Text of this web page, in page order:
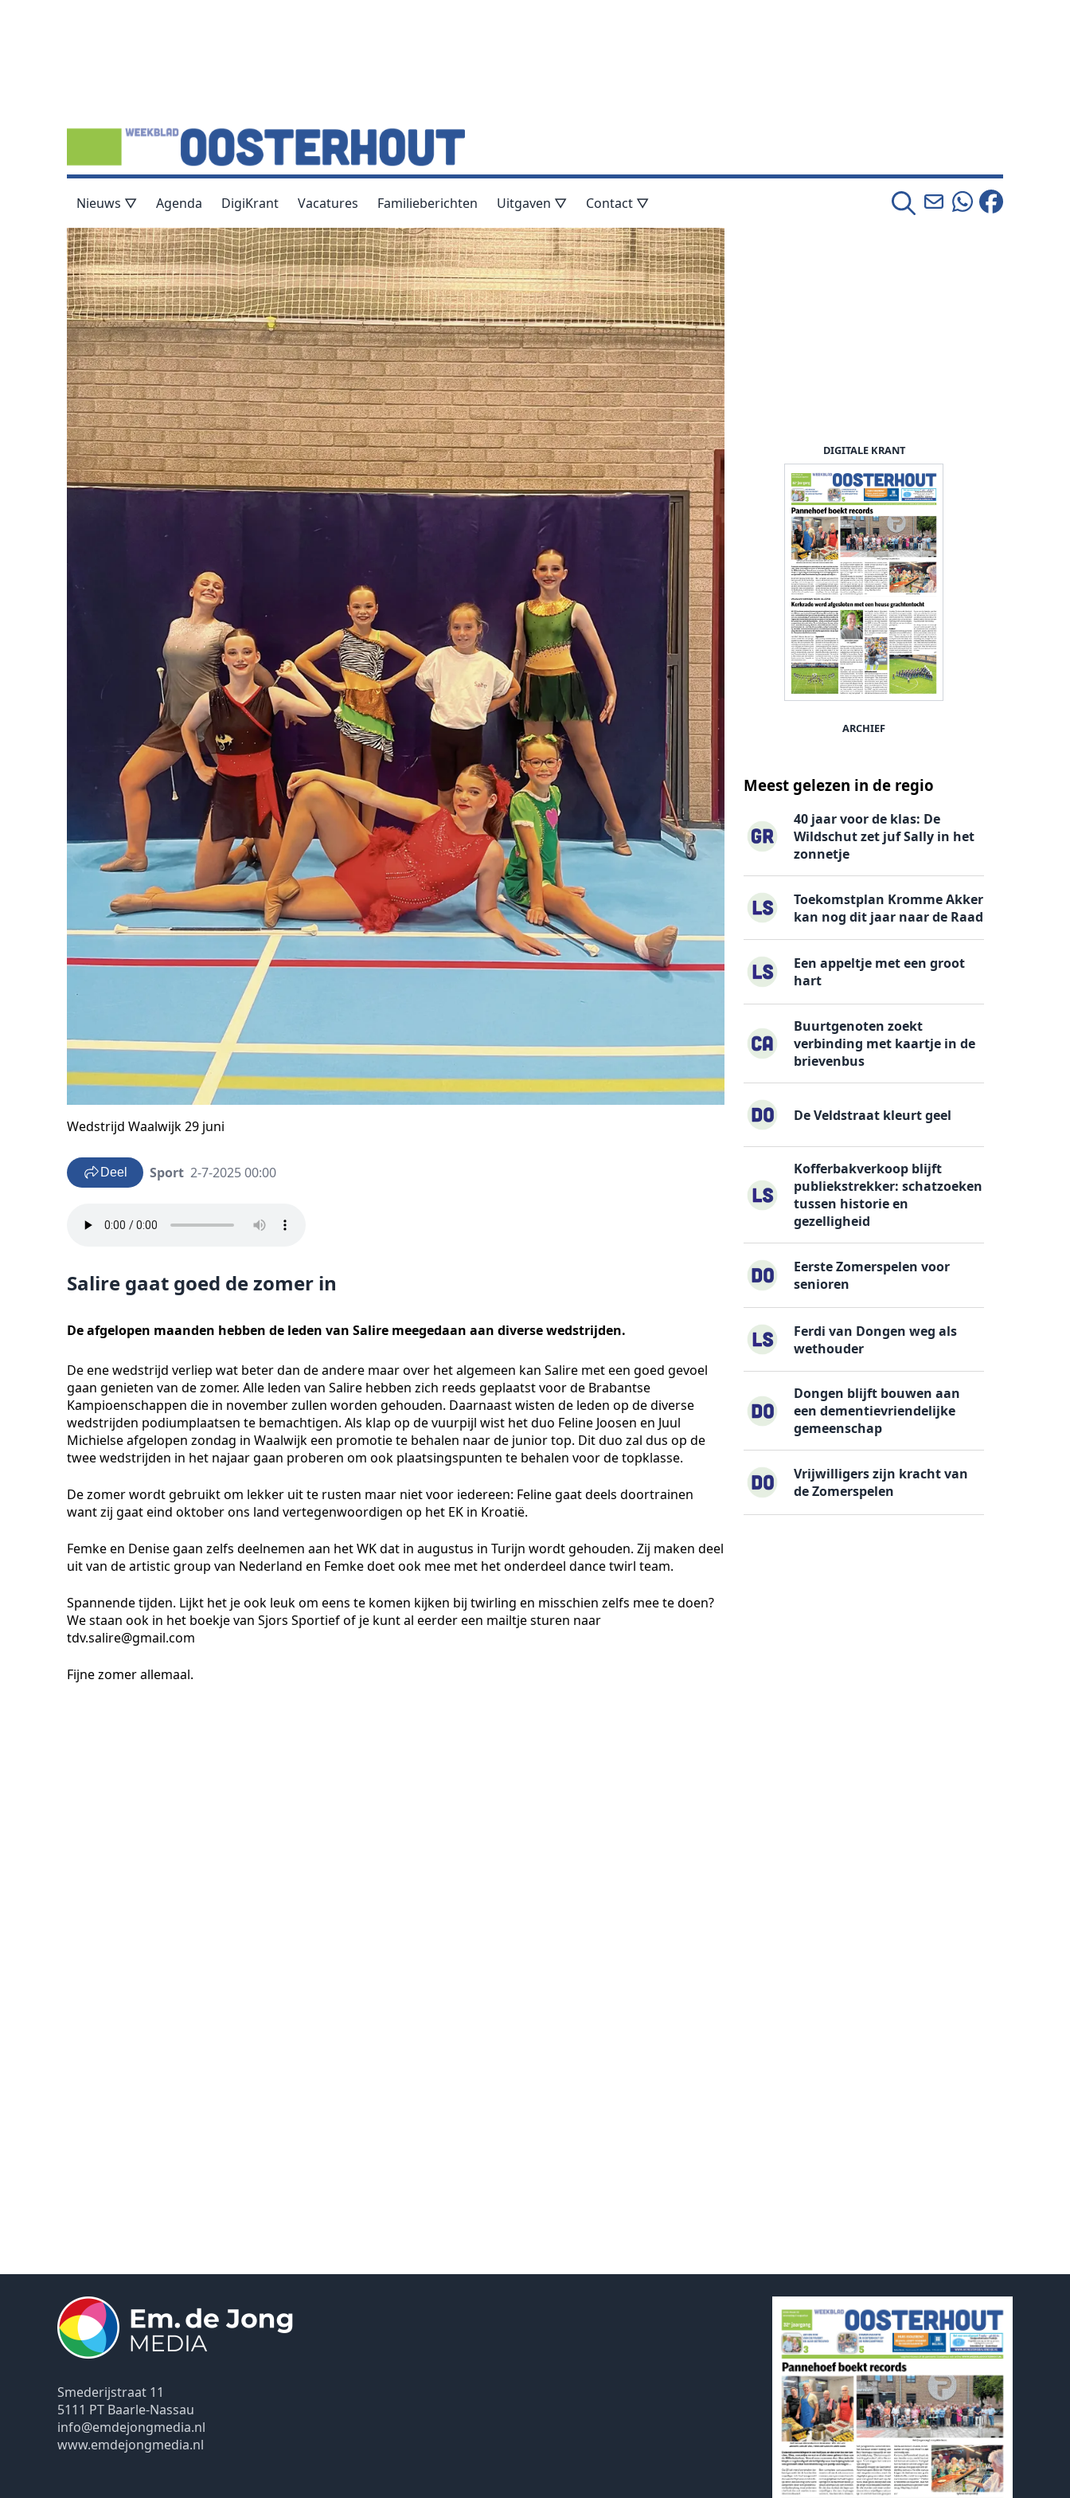
Nieuws ▽ Agenda DigiKrant Vacatures Familieberichten Uitgaven ▽ Contact ▽
Wedstrijd Waalwijk 29 juni
Deel Sport 2-7-2025 00:00
Salire gaat goed de zomer in
De afgelopen maanden hebben de leden van Salire meegedaan aan diverse wedstrijden.
De ene wedstrijd verliep wat beter dan de andere maar over het algemeen kan Salire met een goed gevoel
gaan genieten van de zomer. Alle leden van Salire hebben zich reeds geplaatst voor de Brabantse
Kampioenschappen die in november zullen worden gehouden. Daarnaast wisten de leden op de diverse
wedstrijden podiumplaatsen te bemachtigen. Als klap op de vuurpijl wist het duo Feline Joosen en Juul
Michielse afgelopen zondag in Waalwijk een promotie te behalen naar de junior top. Dit duo zal dus op de
twee wedstrijden in het najaar gaan proberen om ook plaatsingspunten te behalen voor de topklasse.
De zomer wordt gebruikt om lekker uit te rusten maar niet voor iedereen: Feline gaat deels doortrainen
want zij gaat eind oktober ons land vertegenwoordigen op het EK in Kroatië.
Femke en Denise gaan zelfs deelnemen aan het WK dat in augustus in Turijn wordt gehouden. Zij maken deel
uit van de artistic group van Nederland en Femke doet ook mee met het onderdeel dance twirl team.
Spannende tijden. Lijkt het je ook leuk om eens te komen kijken bij twirling en misschien zelfs mee te doen?
We staan ook in het boekje van Sjors Sportief of je kunt al eerder een mailtje sturen naar
tdv.salire@gmail.com
Fijne zomer allemaal.
DIGITALE KRANT
ARCHIEF
Meest gelezen in de regio
40 jaar voor de klas: De
Wildschut zet juf Sally in het
zonnetje
Toekomstplan Kromme Akker
kan nog dit jaar naar de Raad
Een appeltje met een groot
hart
Buurtgenoten zoekt
verbinding met kaartje in de
brievenbus
De Veldstraat kleurt geel
Kofferbakverkoop blijft
publiekstrekker: schatzoeken
tussen historie en
gezelligheid
Eerste Zomerspelen voor
senioren
Ferdi van Dongen weg als
wethouder
Dongen blijft bouwen aan
een dementievriendelijke
gemeenschap
Vrijwilligers zijn kracht van
de Zomerspelen
Smederijstraat 11
5111 PT Baarle-Nassau
info@emdejongmedia.nl
www.emdejongmedia.nl